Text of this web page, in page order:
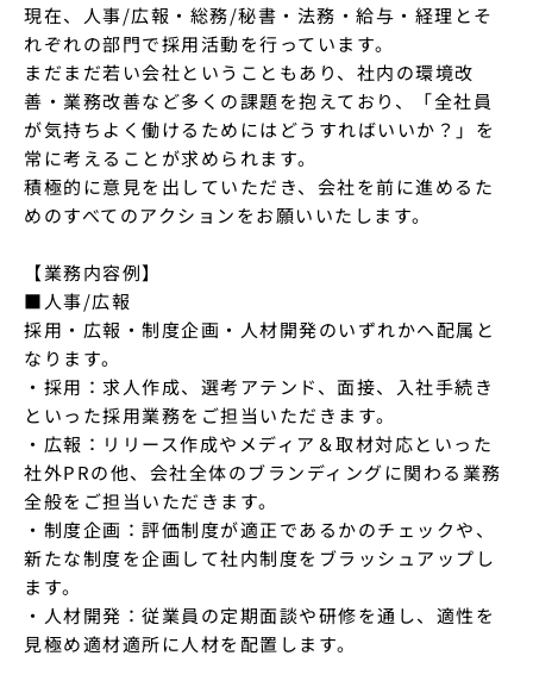
現在、人事/広報・総務/秘書・法務・給与・経理とそ
れぞれの部門で採用活動を行っています。
まだまだ若い会社ということもあり、社内の環境改
善・業務改善など多くの課題を抱えており、「全社員
が気持ちよく働けるためにはどうすればいいか？」を
常に考えることが求められます。
積極的に意見を出していただき、会社を前に進めるた
めのすべてのアクションをお願いいたします。
【業務内容例】
■人事/広報
採用・広報・制度企画・人材開発のいずれかへ配属と
なります。
・採用：求人作成、選考アテンド、面接、入社手続き
といった採用業務をご担当いただきます。
・広報：リリース作成やメディア＆取材対応といった
社外PRの他、会社全体のブランディングに関わる業務
全般をご担当いただきます。
・制度企画：評価制度が適正であるかのチェックや、
新たな制度を企画して社内制度をブラッシュアップし
ます。
・人材開発：従業員の定期面談や研修を通し、適性を
見極め適材適所に人材を配置します。